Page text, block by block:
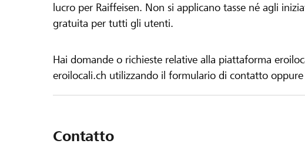
lucro per Raiffeisen. Non si applicano tasse né agli
gratuita per tutti gli utenti.
Hai domande o richieste relative alla piattaforma
eroilocali.ch utilizzando il formulario di contatto
Contatto